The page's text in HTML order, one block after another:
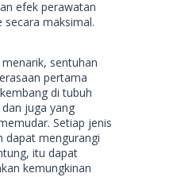
efek perawatan
secara maksimal.
menarik, sentuhan
pertama
di tubuh
juga yang
Setiap jenis
dapat mengurangi
itu dapat
kemungkinan